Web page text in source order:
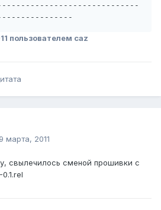
пользователем caz
марта, 2011
свылечилось сменой прошивки с